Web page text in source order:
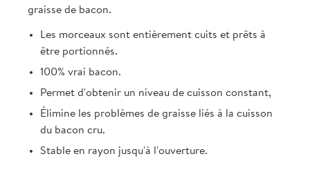
graisse de bacon.
Les morceaux sont entièrement cuits et prêts à
être portionnés.
100% vrai bacon.
Permet d'obtenir un niveau de cuisson constant,
Élimine les problèmes de graisse liés à la cuisson
du bacon cru.
Stable en rayon jusqu'à l'ouverture.